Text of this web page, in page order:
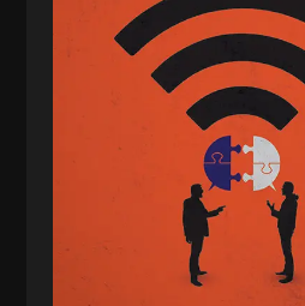
یسنا امان‌پور، سروش کرمیان،
زهرا فکرانه، فائزه فتحی
مانی لطفی زاده
ثابت